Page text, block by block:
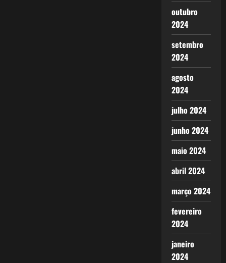
outubro
2024
setembro
2024
agosto
2024
julho 2024
junho 2024
maio 2024
abril 2024
março 2024
fevereiro
2024
janeiro
2024